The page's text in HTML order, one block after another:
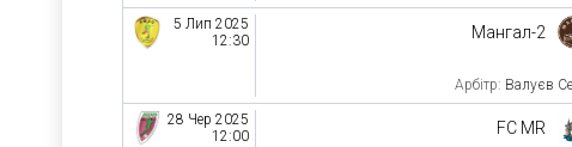
5 Лип 2025
12:30
Мангал-2
Арбітр: Валуєв
28 Чер 2025
12:00
FC MR